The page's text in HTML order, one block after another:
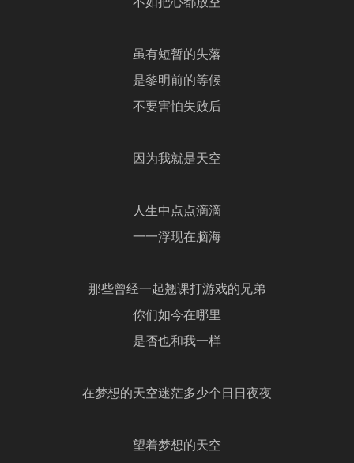
不如把心都放空
虽有短暂的失落
是黎明前的等候
不要害怕失败后
因为我就是天空
人生中点点滴滴
一一浮现在脑海
那些曾经一起翘课打游戏的兄弟
你们如今在哪里
是否也和我一样
在梦想的天空迷茫多少个日日夜夜
望着梦想的天空